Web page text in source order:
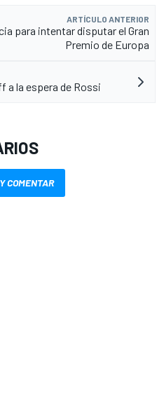
ARTÍCULO ANTERIOR
para intentar disputar el Gran
Premio de Europa
a la espera de Rossi
COMENTAR